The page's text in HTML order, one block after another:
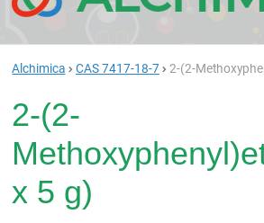
Alchimica CAS 7417-18-7 2-(2-
2-(2-
x 5 g)